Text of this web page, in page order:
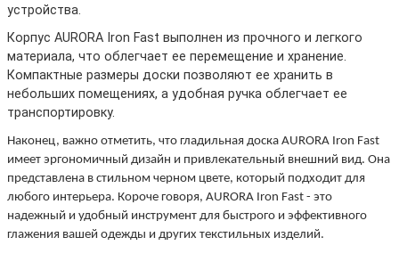
устройства.
Корпус AURORA Iron Fast выполнен из прочного и легкого
материала, что облегчает ее перемещение и хранение.
Компактные размеры доски позволяют ее хранить в
небольших помещениях, а удобная ручка облегчает ее
транспортировку.
Наконец, важно отметить, что гладильная доска AURORA Iron Fast
имеет эргономичный дизайн и привлекательный внешний вид. Она
представлена в стильном черном цвете, который подходит для
любого интерьера. Короче говоря, AURORA Iron Fast - это
надежный и удобный инструмент для быстрого и эффективного
глажения вашей одежды и других текстильных изделий.